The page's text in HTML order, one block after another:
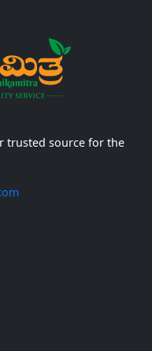
trusted source for the